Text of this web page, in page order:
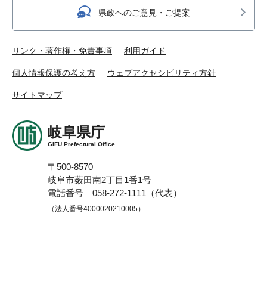
県政へのご意見・ご提案
リンク・著作権・免責事項 利用ガイド
個人情報保護の考え方 ウェブアクセシビリティ方針
サイトマップ
岐阜県庁
GIFU Prefectural Office
〒500-8570
岐阜市薮田南2丁目1番1号
電話番号 058-272-1111（代表）
（法人番号4000020210005）